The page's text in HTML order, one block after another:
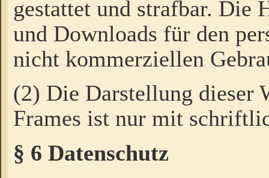
gestattet und strafbar. Die
und Downloads für den
nicht kommerziellen
(2) Die Darstellung dieser
Frames ist nur mit
§ 6 Datenschutz